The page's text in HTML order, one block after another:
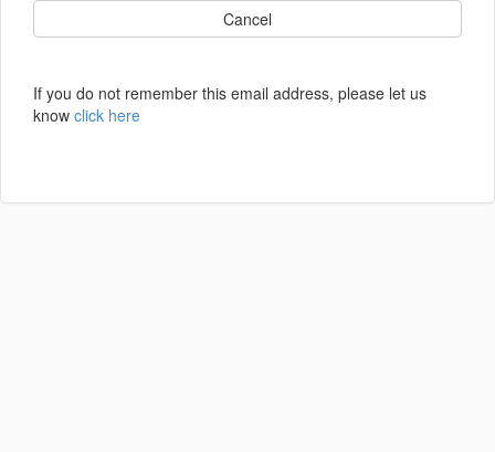
Cancel
If you do not remember this email address, please let us
know click here